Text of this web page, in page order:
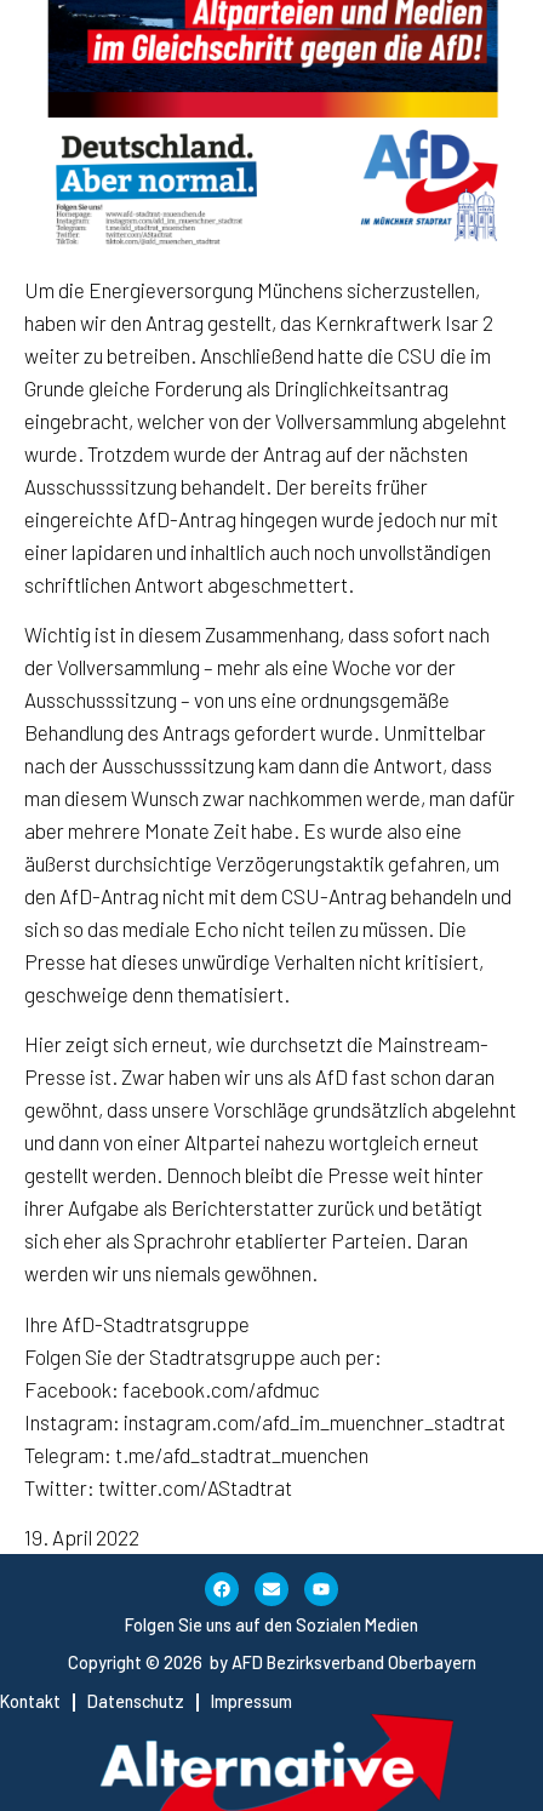
Um die Energieversorgung Münchens sicherzustellen,
haben wir den Antrag gestellt, das Kernkraftwerk Isar 2
weiter zu betreiben. Anschließend hatte die CSU die im
Grunde gleiche Forderung als Dringlichkeitsantrag
eingebracht, welcher von der Vollversammlung abgelehnt
wurde. Trotzdem wurde der Antrag auf der nächsten
Ausschusssitzung behandelt. Der bereits früher
eingereichte AfD-Antrag hingegen wurde jedoch nur mit
einer lapidaren und inhaltlich auch noch unvollständigen
schriftlichen Antwort abgeschmettert.
Wichtig ist in diesem Zusammenhang, dass sofort nach
der Vollversammlung – mehr als eine Woche vor der
Ausschusssitzung – von uns eine ordnungsgemäße
Behandlung des Antrags gefordert wurde. Unmittelbar
nach der Ausschusssitzung kam dann die Antwort, dass
man diesem Wunsch zwar nachkommen werde, man dafür
aber mehrere Monate Zeit habe. Es wurde also eine
äußerst durchsichtige Verzögerungstaktik gefahren, um
den AfD-Antrag nicht mit dem CSU-Antrag behandeln und
sich so das mediale Echo nicht teilen zu müssen. Die
Presse hat dieses unwürdige Verhalten nicht kritisiert,
geschweige denn thematisiert.
Hier zeigt sich erneut, wie durchsetzt die Mainstream-
Presse ist. Zwar haben wir uns als AfD fast schon daran
gewöhnt, dass unsere Vorschläge grundsätzlich abgelehnt
und dann von einer Altpartei nahezu wortgleich erneut
gestellt werden. Dennoch bleibt die Presse weit hinter
ihrer Aufgabe als Berichterstatter zurück und betätigt
sich eher als Sprachrohr etablierter Parteien. Daran
werden wir uns niemals gewöhnen.
Ihre AfD-Stadtratsgruppe
Folgen Sie der Stadtratsgruppe auch per:
Facebook: facebook.com/afdmuc
Instagram: instagram.com/afd_im_muenchner_stadtrat
Telegram: t.me/afd_stadtrat_muenchen
Twitter: twitter.com/AStadtrat
19. April 2022
Copyright © 2026 by AFD Bezirksverband Oberbayern
Kontakt
Datenschutz Impressum
Folgen Sie uns auf den Sozialen Medien